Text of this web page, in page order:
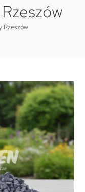
Rzeszów